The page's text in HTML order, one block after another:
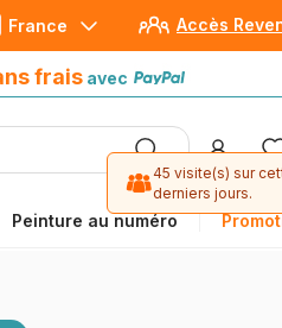
Accès
France
frais avec
Peinture au numéro
avec Paypal
45 visite(s) sur
derniers jours.